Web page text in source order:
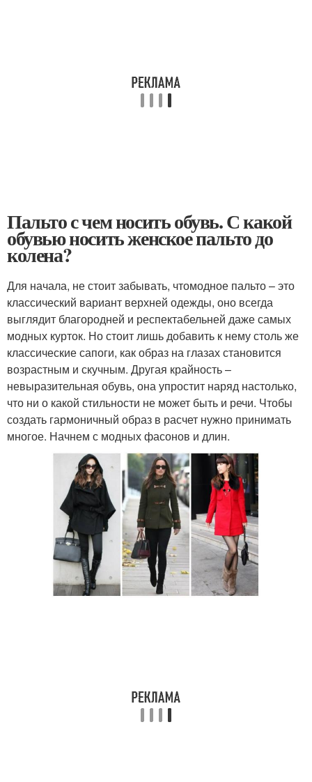
Пальто с чем носить обувь. С какой
обувью носить женское пальто до
колена?
Для начала, не стоит забывать, чтомодное пальто – это
классический вариант верхней одежды, оно всегда
выглядит благородней и респектабельней даже самых
модных курток. Но стоит лишь добавить к нему столь же
классические сапоги, как образ на глазах становится
возрастным и скучным. Другая крайность –
невыразительная обувь, она упростит наряд настолько,
что ни о какой стильности не может быть и речи. Чтобы
создать гармоничный образ в расчет нужно принимать
многое. Начнем с модных фасонов и длин.